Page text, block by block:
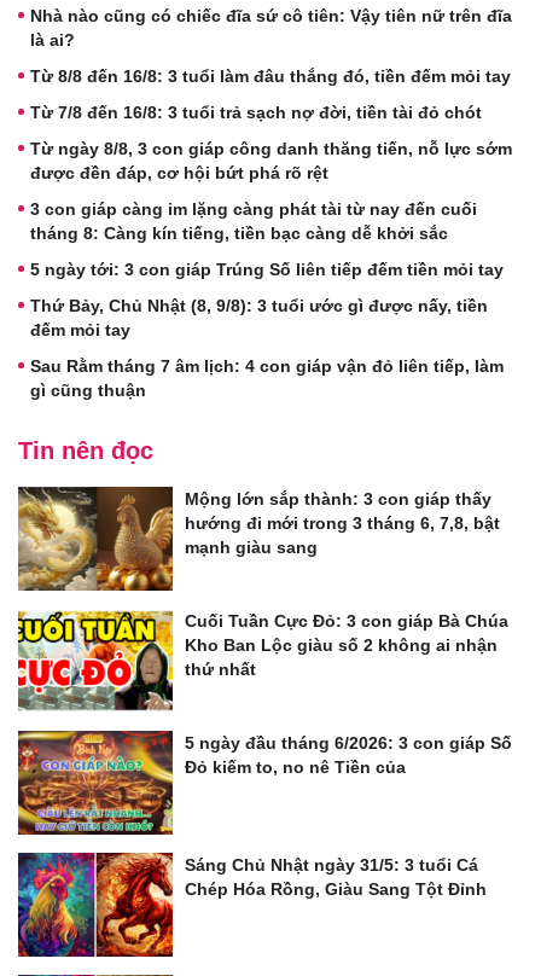
Nhà nào cũng có chiếc đĩa sứ cô tiên: Vậy tiên nữ trên đĩa
là ai?
Từ 8/8 đến 16/8: 3 tuổi làm đâu thắng đó, tiền đếm mỏi tay
Từ 7/8 đến 16/8: 3 tuổi trả sạch nợ đời, tiền tài đỏ chót
Từ ngày 8/8, 3 con giáp công danh thăng tiến, nỗ lực sớm
được đền đáp, cơ hội bứt phá rõ rệt
3 con giáp càng im lặng càng phát tài từ nay đến cuối
tháng 8: Càng kín tiếng, tiền bạc càng dễ khởi sắc
5 ngày tới: 3 con giáp Trúng Số liên tiếp đếm tiền mỏi tay
Thứ Bảy, Chủ Nhật (8, 9/8): 3 tuổi ước gì được nấy, tiền
đếm mỏi tay
Sau Rằm tháng 7 âm lịch: 4 con giáp vận đỏ liên tiếp, làm
gì cũng thuận
Tin nên đọc
Mộng lớn sắp thành: 3 con giáp thấy
hướng đi mới trong 3 tháng 6, 7,8, bật
mạnh giàu sang
Cuối Tuần Cực Đỏ: 3 con giáp Bà Chúa
Kho Ban Lộc giàu số 2 không ai nhận
thứ nhất
5 ngày đầu tháng 6/2026: 3 con giáp Số
Đỏ kiếm to, no nê Tiền của
Sáng Chủ Nhật ngày 31/5: 3 tuổi Cá
Chép Hóa Rồng, Giàu Sang Tột Đỉnh